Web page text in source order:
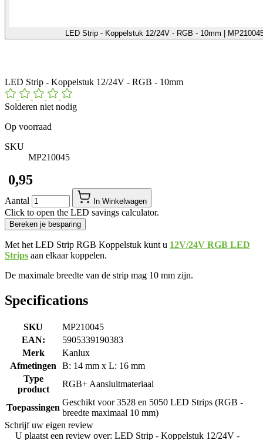
LED Strip - Koppelstuk 12/24V - RGB - 10mm |
LED Strip - Koppelstuk 12/24V - RGB - 10mm
Solderen niet nodig
Op voorraad
SKU
MP210045
​ 0,95
Aantal In Winkelwagen
Click to open the LED savings calculator.
Bereken je besparing
Met het LED Strip RGB Koppelstuk kunt u 12V/24V RGB LED
Strips aan elkaar koppelen.
De maximale breedte van de strip mag 10 mm zijn.
Specifications
SKU
MP210045
EAN:
5905339190383
Merk
Kanlux
Afmetingen
B: 14 mm x L: 16 mm
Type
product
RGB+ Aansluitmateriaal
Toepassingen
Geschikt voor 3528 en 5050 LED Strips (RGB -
breedte maximaal 10 mm)
Schrijf uw eigen review
U plaatst een review over: LED Strip - Koppelstuk 12/24V -